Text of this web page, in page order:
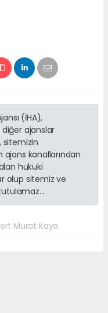
(İHA),
diğer ajanslar
sitemizin
kanallarından
hukuki
olup sitemiz ve
Murat Kaya